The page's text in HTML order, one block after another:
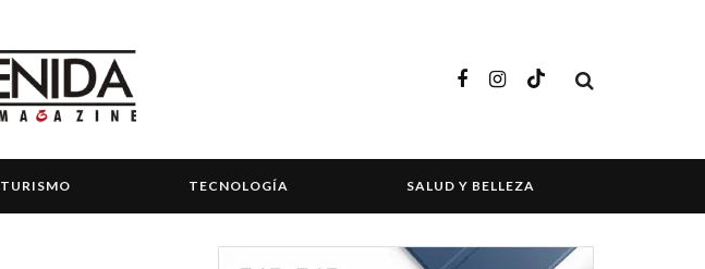
TURISMO TECNOLOGÍA SALUD Y BELLEZA